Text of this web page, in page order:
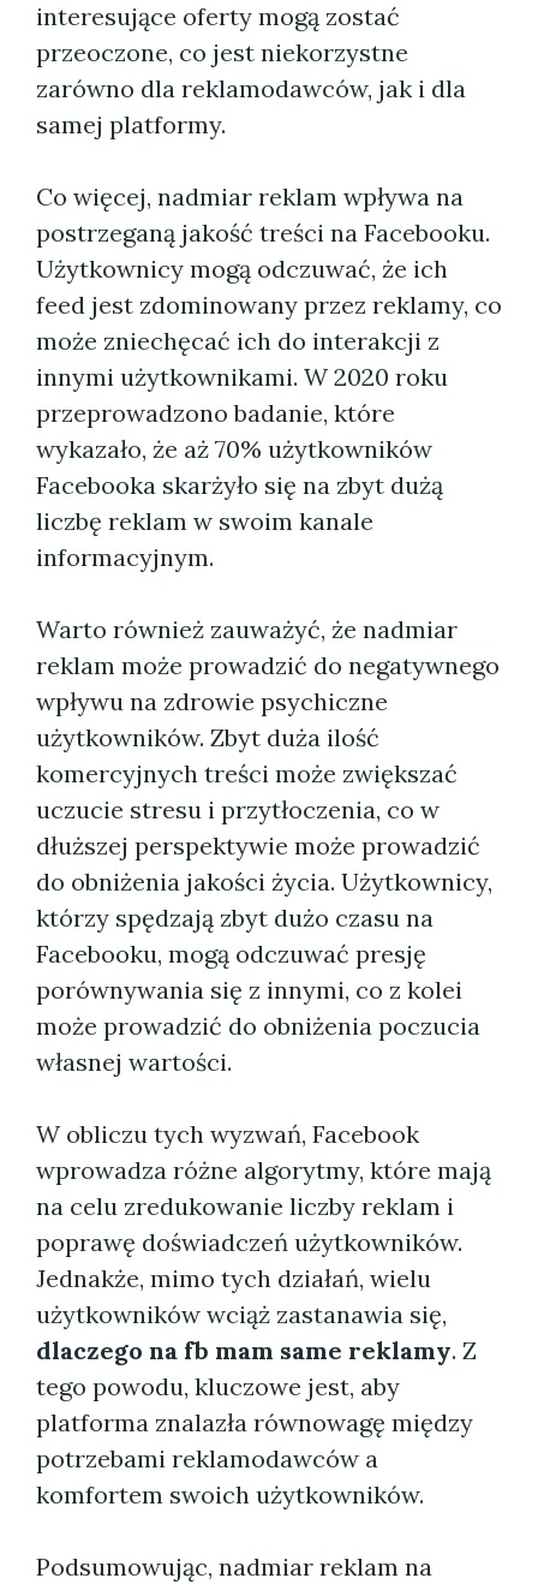
interesujące oferty mogą zostać
przeoczone, co jest niekorzystne
zarówno dla reklamodawców, jak i dla
samej platformy.
Co więcej, nadmiar reklam wpływa na
postrzeganą jakość treści na Facebooku.
Użytkownicy mogą odczuwać, że ich
feed jest zdominowany przez reklamy, co
może zniechęcać ich do interakcji z
innymi użytkownikami. W 2020 roku
przeprowadzono badanie, które
wykazało, że aż 70% użytkowników
Facebooka skarżyło się na zbyt dużą
liczbę reklam w swoim kanale
informacyjnym.
Warto również zauważyć, że nadmiar
reklam może prowadzić do negatywnego
wpływu na zdrowie psychiczne
użytkowników. Zbyt duża ilość
komercyjnych treści może zwiększać
uczucie stresu i przytłoczenia, co w
dłuższej perspektywie może prowadzić
do obniżenia jakości życia. Użytkownicy,
którzy spędzają zbyt dużo czasu na
Facebooku, mogą odczuwać presję
porównywania się z innymi, co z kolei
może prowadzić do obniżenia poczucia
własnej wartości.
W obliczu tych wyzwań, Facebook
wprowadza różne algorytmy, które mają
na celu zredukowanie liczby reklam i
poprawę doświadczeń użytkowników.
Jednakże, mimo tych działań, wielu
użytkowników wciąż zastanawia się,
dlaczego na fb mam same reklamy. Z
tego powodu, kluczowe jest, aby
platforma znalazła równowagę między
potrzebami reklamodawców a
komfortem swoich użytkowników.
Podsumowując, nadmiar reklam na